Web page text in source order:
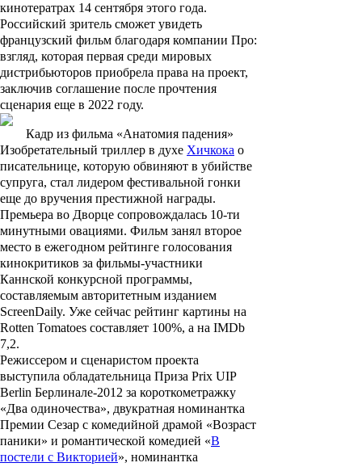
кинотератрах 14 сентября этого года.
Российский зритель сможет увидеть
французский фильм благодаря компании Про:
взгляд, которая первая среди мировых
дистрибьюторов приобрела права на проект,
заключив соглашение после прочтения
сценария еще в 2022 году.
Кадр из фильма «Анатомия падения»
Изобретательный триллер в духе Хичкока о
писательнице, которую обвиняют в убийстве
супруга, стал лидером фестивальной гонки
еще до вручения престижной награды.
Премьера во Дворце сопровождалась 10-ти
минутными овациями. Фильм занял второе
место в ежегодном рейтинге голосования
кинокритиков за фильмы-участники
Каннской конкурсной программы,
составляемым авторитетным изданием
ScreenDaily. Уже сейчас рейтинг картины на
Rotten Tomatoes составляет 100%, а на IMDb
7,2.
Режиссером и сценаристом проекта
выступила обладательница Приза Prix UIP
Berlin Берлинале-2012 за короткометражку
«Два одиночества», двукратная номинантка
Премии Сезар с комедийной драмой «Возраст
паники» и романтической комедией «В
постели с Викторией», номинантка